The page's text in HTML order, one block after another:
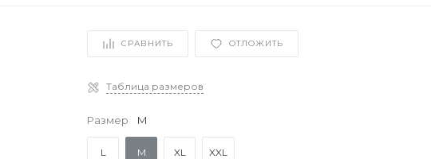
СРАВНИТЬ ОТЛОЖИТЬ
Таблица размеров
Размер M
L M XL XXL